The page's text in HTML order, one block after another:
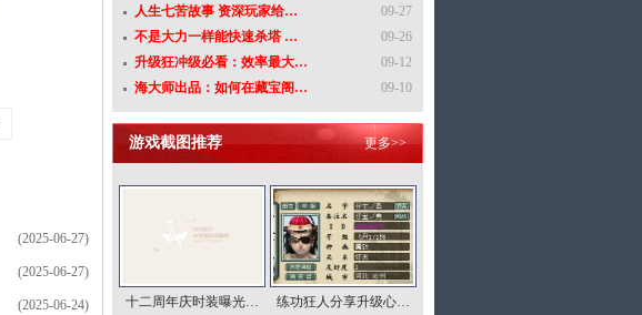
(2025-06-27)
(2025-06-27)
(2025-06-24)
09-27
人生七苦故事 资深玩家给…
09-26
不是大力一样能快速杀塔 …
09-12
升级狂冲级必看：效率最大…
09-10
海大师出品：如何在藏宝阁…
游戏截图推荐 更多>>
十二周年庆时装曝光… 练功狂人分享升级心…